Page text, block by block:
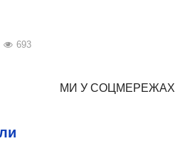
693
МИ У СОЦМЕРЕЖАХ